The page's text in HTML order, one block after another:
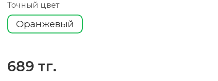
Точный цвет
Оранжевый
689 тг.